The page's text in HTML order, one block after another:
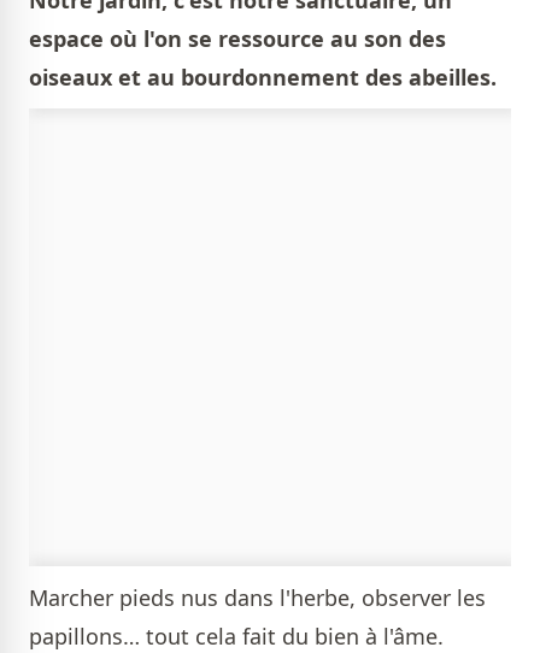
espace où l'on se ressource au son des
oiseaux et au bourdonnement des abeilles.
Marcher pieds nus dans l'herbe, observer les
papillons… tout cela fait du bien à l'âme.